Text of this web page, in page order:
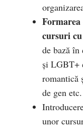
cursuri
de bază în
și LGBT+
romantică
de gen etc.
unor